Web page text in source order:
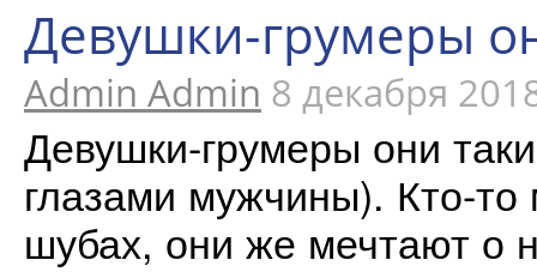
Девушки-грумеры
Admin Admin 8 декабря
Девушки-грумеры они
глазами мужчины). Кто-то
шубах, они же мечтают о